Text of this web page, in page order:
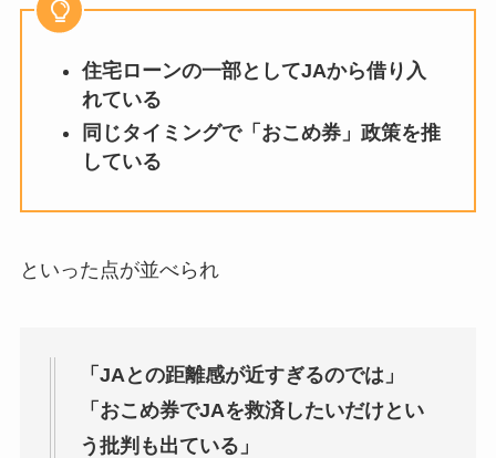
住宅ローンの一部としてJAから借り入
れている
同じタイミングで「おこめ券」政策を推
している
といった点が並べられ
「JAとの距離感が近すぎるのでは」
「おこめ券でJAを救済したいだけとい
う批判も出ている」